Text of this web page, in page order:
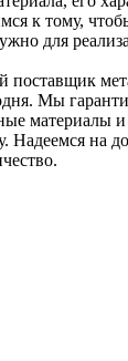
к тому,
для
Мы
материалы
Надеемся на